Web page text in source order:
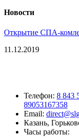
Новости
Открытие СПА-
11.12.2019
Телефон: 8 843
89053167358
Email:
Казань,
Часы работы: